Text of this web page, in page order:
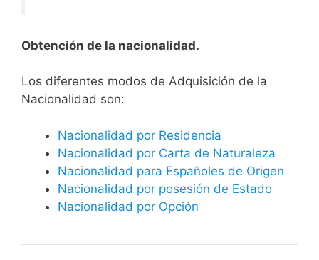
Obtención de la nacionalidad.
​​​Los diferentes modos de Adquisición de la
Nacionalidad son:
Nacionalidad por Residencia
Nacionalidad por Carta de Naturaleza
Nacionalidad para Españoles de Origen
Nacionalidad por posesión de Estado
Nacionalidad por Opción